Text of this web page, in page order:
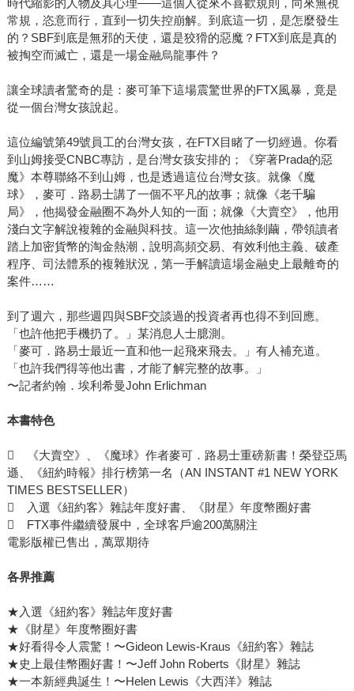
時代縮影的人物及其心理——這個人從來不喜歡規則，向來無視
常規，恣意而行，直到一切失控崩解。到底這一切，是怎麼發生
的？SBF到底是無邪的天使，還是狡猾的惡魔？FTX到底是真的
被掏空而滅亡，還是一場金融烏龍事件？
讓全球讀者驚奇的是：麥可筆下這場震驚世界的FTX風暴，竟是
從一個台灣女孩說起。
這位編號第49號員工的台灣女孩，在FTX目睹了一切經過。你看
到山姆接受CNBC專訪，是台灣女孩安排的；《穿著Prada的惡
魔》本尊聯絡不到山姆，也是透過這位台灣女孩。就像《魔
球》，麥可．路易士講了一個不平凡的故事；就像《老千騙
局》，他揭發金融圈不為外人知的一面；就像《大賣空》，他用
淺白文字解說複雜的金融與科技。這一次他抽絲剝繭，帶領讀者
踏上加密貨幣的淘金熱潮，說明高頻交易、有效利他主義、破產
程序、司法體系的複雜狀況，第一手解讀這場金融史上最離奇的
案件……
到了週六，那些週四與SBF交談過的投資者再也得不到回應。
「也許他把手機扔了。」某消息人士臆測。
「麥可．路易士最近一直和他一起飛來飛去。」有人補充道。
「也許我們得等他出書，才能了解完整的故事。」
〜記者約翰．埃利希曼John Erlichman
本書特色
 《大賣空》、《魔球》作者麥可．路易士重磅新書！榮登亞馬
遜、《紐約時報》排行榜第一名（AN INSTANT #1 NEW YORK
TIMES BESTSELLER）
 入選《紐約客》雜誌年度好書、《財星》年度幣圈好書
 FTX事件繼續發展中，全球客戶逾200萬關注
電影版權已售出，萬眾期待
各界推薦
★入選《紐約客》雜誌年度好書
★《財星》年度幣圈好書
★好看得令人震驚！〜Gideon Lewis-Kraus《紐約客》雜誌
★史上最佳幣圈好書！〜Jeff John Roberts《財星》雜誌
★一本新經典誕生！〜Helen Lewis《大西洋》雜誌